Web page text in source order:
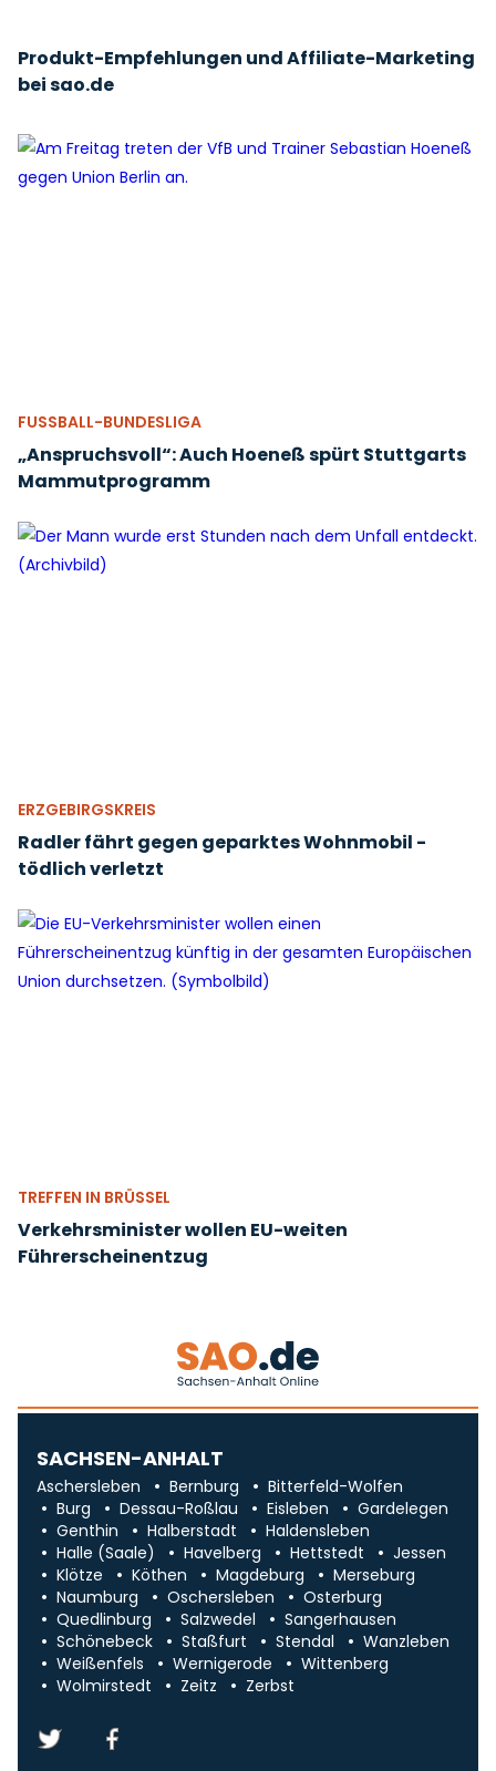
Produkt-Empfehlungen und Affiliate-Marketing
bei sao.de
FUSSBALL-BUNDESLIGA
„Anspruchsvoll“: Auch Hoeneß spürt Stuttgarts
Mammutprogramm
ERZGEBIRGSKREIS
Radler fährt gegen geparktes Wohnmobil -
tödlich verletzt
TREFFEN IN BRÜSSEL
Verkehrsminister wollen EU-weiten
Führerscheinentzug
SACHSEN-ANHALT
Aschersleben Bernburg
Bitterfeld-Wolfen
Burg
Dessau-Roßlau Eisleben
Gardelegen
Genthin
Halberstadt
Haldensleben
Halle (Saale)
Havelberg Hettstedt
Jessen
Klötze
Köthen Magdeburg
Merseburg
Naumburg
Oschersleben
Osterburg
Quedlinburg
Salzwedel
Sangerhausen
Schönebeck
Staßfurt Stendal
Wanzleben
Weißenfels
Wernigerode
Wittenberg
Wolmirstedt
Zeitz Zerbst